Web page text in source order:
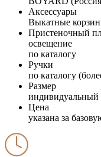
Аксессуары
Выкатные
Пристеночный
освещение
по каталогу
Ручки
по каталогу
Размер
индивидуальный
Цена
указана за